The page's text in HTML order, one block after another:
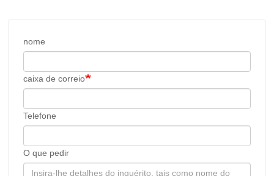
nome
caixa de correio
Telefone
O que pedir